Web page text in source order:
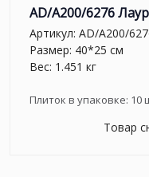
AD/A200/6276
Артикул: AD/A200/
Размер: 40*25 см
Вес: 1.451 кг
Плиток в упаковке: 10
Товар